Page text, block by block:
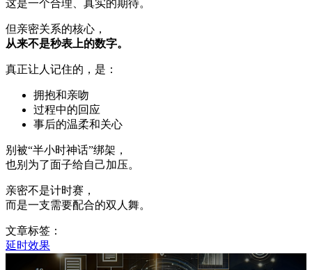
这是一个合理、真实的期待。
但亲密关系的核心，
从来不是秒表上的数字。
真正让人记住的，是：
拥抱和亲吻
过程中的回应
事后的温柔和关心
别被“半小时神话”绑架，
也别为了面子给自己加压。
亲密不是计时赛，
而是一支需要配合的双人舞。
文章标签：
延时效果